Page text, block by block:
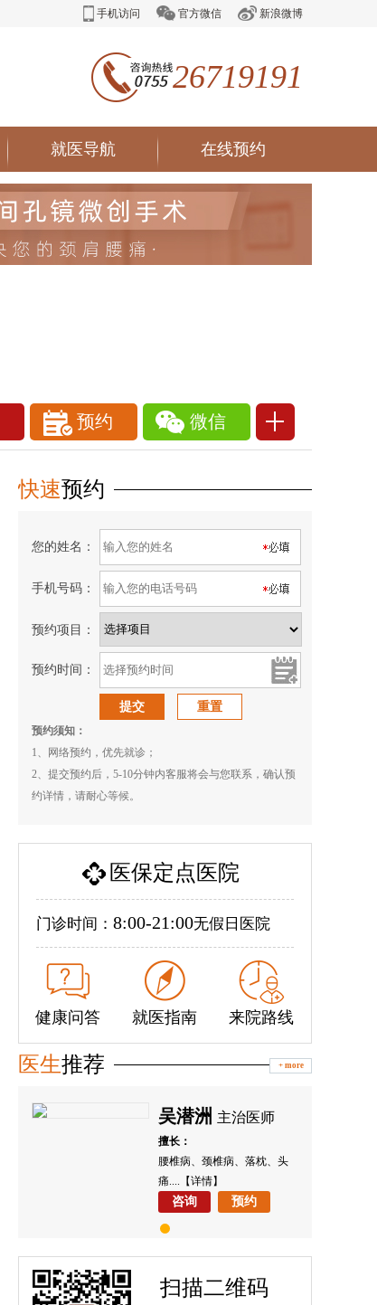
手机访问 官方微信 新浪微博
26719191
就医导航 在线预约
预约 微信
快速预约
您的姓名：
手机号码：
预约项目：
预约时间：
预约须知：
1、网络预约，优先就诊；
2、提交预约后，5-10分钟内客服将会与您联系，确认预
约详情，请耐心等候。
医保定点医院
门诊时间： 8:00-21:00无假日医院
健康问答 就医指南 来院路线
医生推荐 + more
吴潜洲 主治医师
擅长：
腰椎病、颈椎病、落枕、头
痛.... 【详情】
咨询 预约
扫描二维码